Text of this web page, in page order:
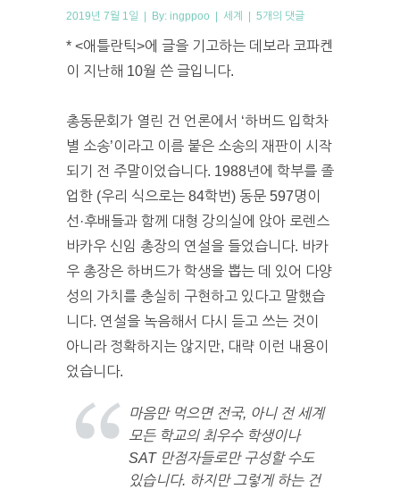
2019년 7월 1일 | By: ingppoo | 세계 | 5개의 댓글
* <애틀란틱>에 글을 기고하는 데보라 코파켄
이 지난해 10월 쓴 글입니다.
총동문회가 열린 건 언론에서 ‘하버드 입학차
별 소송’이라고 이름 붙은 소송의 재판이 시작
되기 전 주말이었습니다. 1988년에 학부를 졸
업한 (우리 식으로는 84학번) 동문 597명이
선·후배들과 함께 대형 강의실에 앉아 로렌스
바카우 신임 총장의 연설을 들었습니다. 바카
우 총장은 하버드가 학생을 뽑는 데 있어 다양
성의 가치를 충실히 구현하고 있다고 말했습
니다. 연설을 녹음해서 다시 듣고 쓰는 것이
아니라 정확하지는 않지만, 대략 이런 내용이
었습니다.
마음만 먹으면 전국, 아니 전 세계
모든 학교의 최우수 학생이나
SAT 만점자들로만 구성할 수도
있습니다. 하지만 그렇게 하는 건